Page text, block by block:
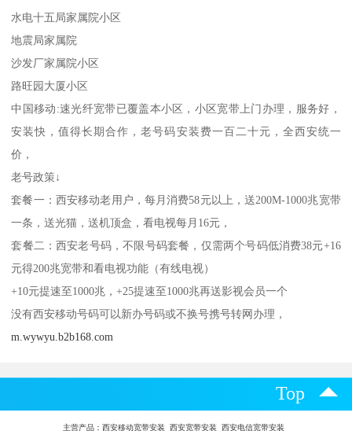
水电十五局家属院小区
地震局家属院
沙发厂家属院小区
路旺园大厦小区
中国移动:速光纤宽带已覆盖本小区，小区宽带上门办理，服务好，
安装快，值得长期合作，老号码安装费一百二十元，全西安统一
价，
老号政策↓
套餐一：西安移动老用户，每月消费58元以上，送200M-1000兆宽带
一条，送光猫，送机顶盒，看电视每月16元，
套餐二：西安老号码，不限号码套餐，仅需两个号码低消费38元+16
元得200兆宽带和看电视功能（有线电视）
+10元提速至1000兆，+25提速至1000兆再送影视会员一个
没有西安移动号码可以新办号码或不换号携号转网办理，
m.wywyu.b2b168.com
Top
主营产品： 西安移动宽带安装 西安宽带安装 西安电信宽带安装